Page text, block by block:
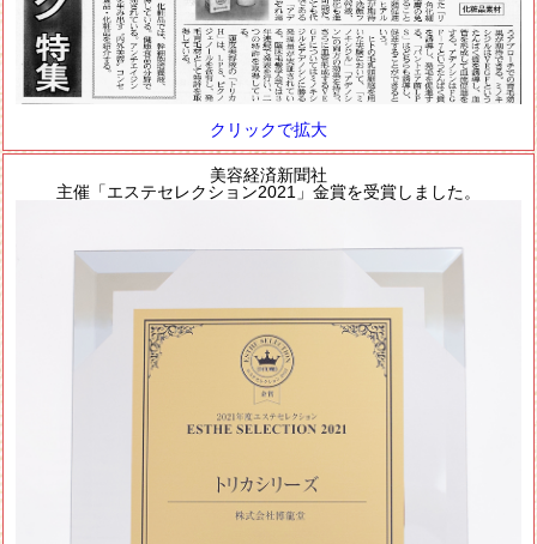
クリックで拡大
美容経済新聞社
主催「エステセレクション2021」金賞を受賞しました。